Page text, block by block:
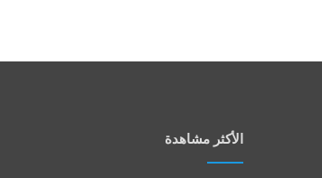
الأكثر مشاهدة